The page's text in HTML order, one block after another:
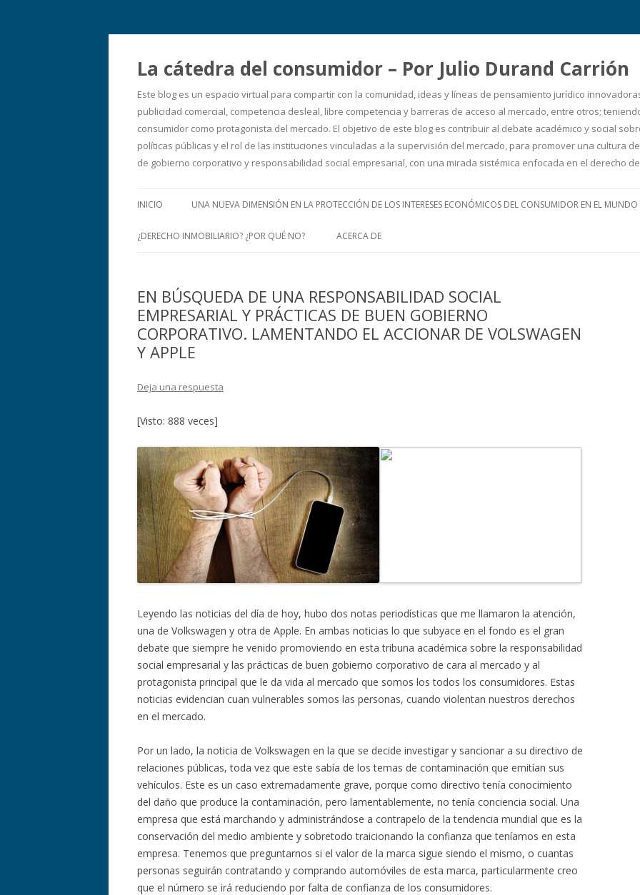
La cátedra del consumidor – Por Julio Durand Carrión
Este blog es un espacio virtual para compartir con la comunidad, ideas y líneas de pensamiento jurídico
publicidad comercial, competencia desleal, libre competencia y barreras de acceso al mercado, entre otros;
consumidor como protagonista del mercado. El objetivo de este blog es contribuir al debate académico y social
políticas públicas y el rol de las instituciones vinculadas a la supervisión del mercado, para promover una cultura
de gobierno corporativo y responsabilidad social empresarial, con una mirada sistémica enfocada en el derecho
al
INICIO UNA NUEVA DIMENSIÓN EN LA PROTECCIÓN DE LOS INTERESES ECONÓMICOS DEL CONSUMIDOR EN EL
¿DERECHO INMOBILIARIO? ¿POR QUÉ NO? ACERCA DE
EN BÚSQUEDA DE UNA RESPONSABILIDAD SOCIAL
EMPRESARIAL Y PRÁCTICAS DE BUEN GOBIERNO
CORPORATIVO. LAMENTANDO EL ACCIONAR DE VOLSWAGEN
Y APPLE
Deja una respuesta
[Visto: 888 veces]
Leyendo las noticias del día de hoy, hubo dos notas periodísticas que me llamaron la atención,
una de Volkswagen y otra de Apple. En ambas noticias lo que subyace en el fondo es el gran
debate que siempre he venido promoviendo en esta tribuna académica sobre la responsabilidad
social empresarial y las prácticas de buen gobierno corporativo de cara al mercado y al
protagonista principal que le da vida al mercado que somos los todos los consumidores. Estas
noticias evidencian cuan vulnerables somos las personas, cuando violentan nuestros derechos
en el mercado.
Por un lado, la noticia de Volkswagen en la que se decide investigar y sancionar a su directivo de
relaciones públicas, toda vez que este sabía de los temas de contaminación que emitían sus
vehículos. Este es un caso extremadamente grave, porque como directivo tenía conocimiento
del daño que produce la contaminación, pero lamentablemente, no tenía conciencia social. Una
empresa que está marchando y administrándose a contrapelo de la tendencia mundial que es la
conservación del medio ambiente y sobretodo traicionando la confianza que teníamos en esta
empresa. Tenemos que preguntarnos si el valor de la marca sigue siendo el mismo, o cuantas
personas seguirán contratando y comprando automóviles de esta marca, particularmente creo
que el número se irá reduciendo por falta de confianza de los consumidores.